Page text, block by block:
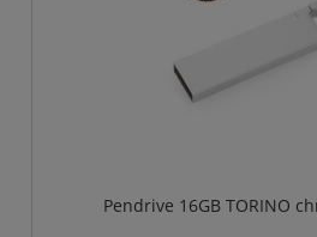
Pendrive 16GB TORINO